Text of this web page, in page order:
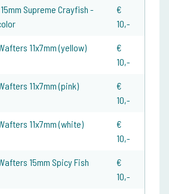
Supreme Crayfish -
€
10,-
11x7mm (yellow)
€
10,-
11x7mm (pink)
€
10,-
11x7mm (white)
€
10,-
15mm Spicy Fish
€
10,-